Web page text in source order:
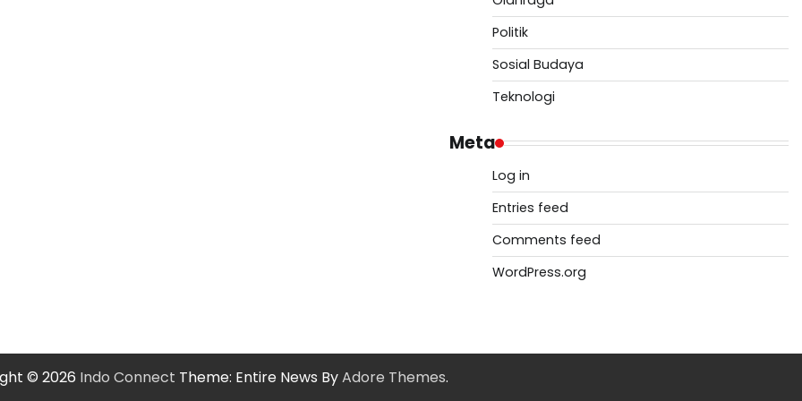
Politik
Sosial Budaya
Teknologi
Meta
Log in
Entries feed
Comments feed
WordPress.org
© 2026 Indo Connect Theme: Entire News ByAdore Themes.